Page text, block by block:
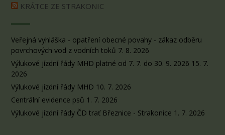
KRÁTCE ZE STRAKONIC
Veřejná vyhláška - opatření obecné povahy - zákaz odběru
povrchových vod z vodních toků 7. 8. 2026
Výlukové jízdní řády MHD platné od 7. 7. do 30. 9. 2026 15. 7.
2026
Výlukové jízdní řády MHD 10. 7. 2026
Centrální evidence psů 1. 7. 2026
Výlukové jízdní řády ČD trať Březnice - Strakonice 1. 7. 2026